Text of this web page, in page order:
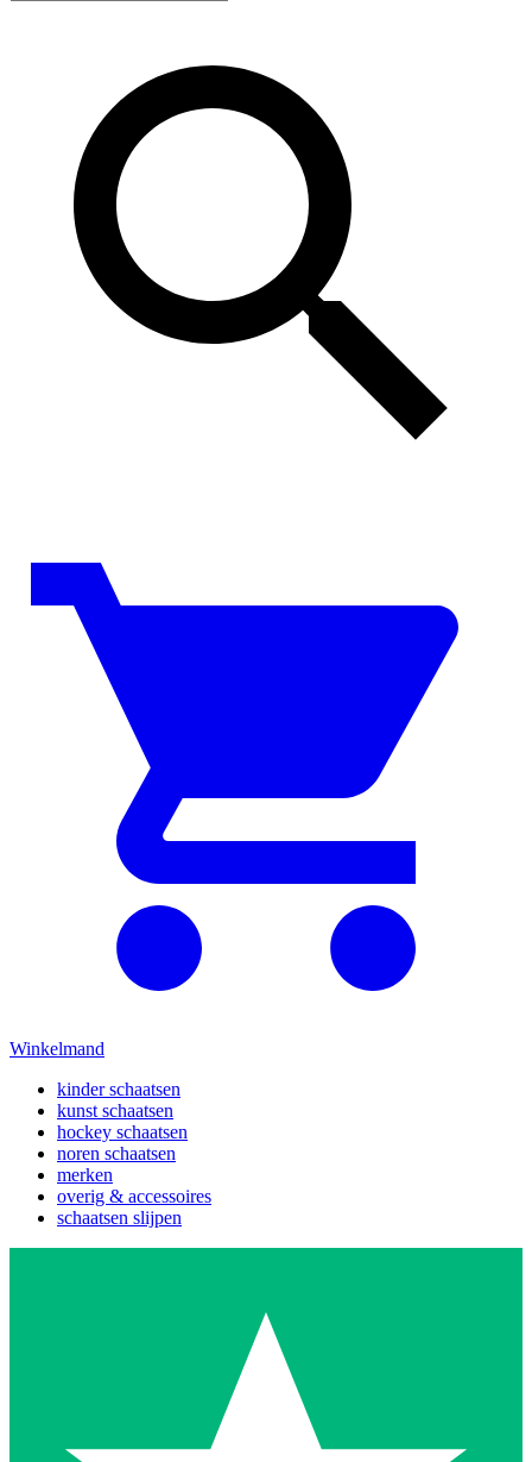
Winkelmand
kinder schaatsen
kunst schaatsen
hockey schaatsen
noren schaatsen
merken
overig & accessoires
schaatsen slijpen